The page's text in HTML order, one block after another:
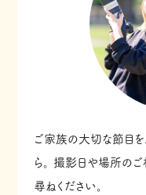
ご家族の大切な節目
ら。
撮影日や場所のご
尋ねください。